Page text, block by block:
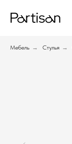
Мебель → Стулья →